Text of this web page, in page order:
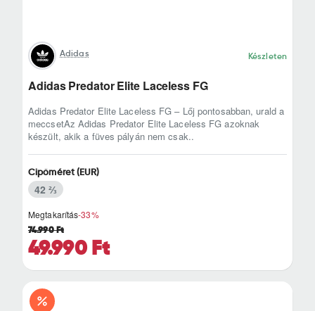
Adidas Készleten
Adidas Predator Elite Laceless FG
Adidas Predator Elite Laceless FG – Lőj pontosabban, urald a
meccsetAz Adidas Predator Elite Laceless FG azoknak
készült, akik a füves pályán nem csak..
Megtakarítás-33%
49.990 Ft
74.990 Ft
Cipőméret (EUR)
42 ⅔